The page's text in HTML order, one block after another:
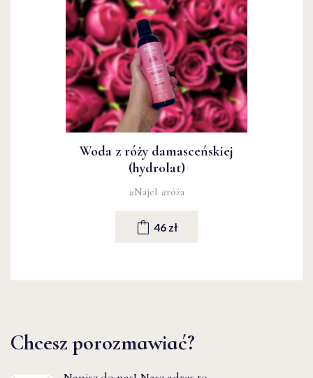
Woda z róży damasceńskiej
(hydrolat)
#Najel #róża
46 zł
Chcesz porozmawiać?